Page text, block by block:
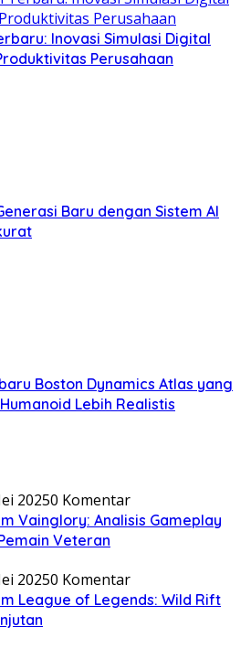
Inovasi Simulasi Digital
Perusahaan
Baru dengan Sistem AI
Boston Dynamics Atlas yang
Lebih Realistis
20250 Komentar
Vainglory: Analisis Gameplay
Veteran
20250 Komentar
League of Legends: Wild Rift